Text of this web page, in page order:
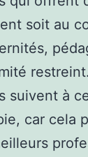
soit au
suivent à
car cela